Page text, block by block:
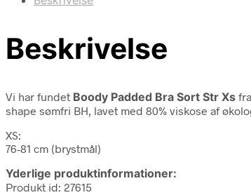
Beskrivelse
Vi har fundet Boody Padded Bra Sort Str Xs fra
shape sømfri BH, lavet med 80% viskose af
XS:
76-81 cm (brystmål)
Yderlige produktinformationer:
Produkt id: 27615